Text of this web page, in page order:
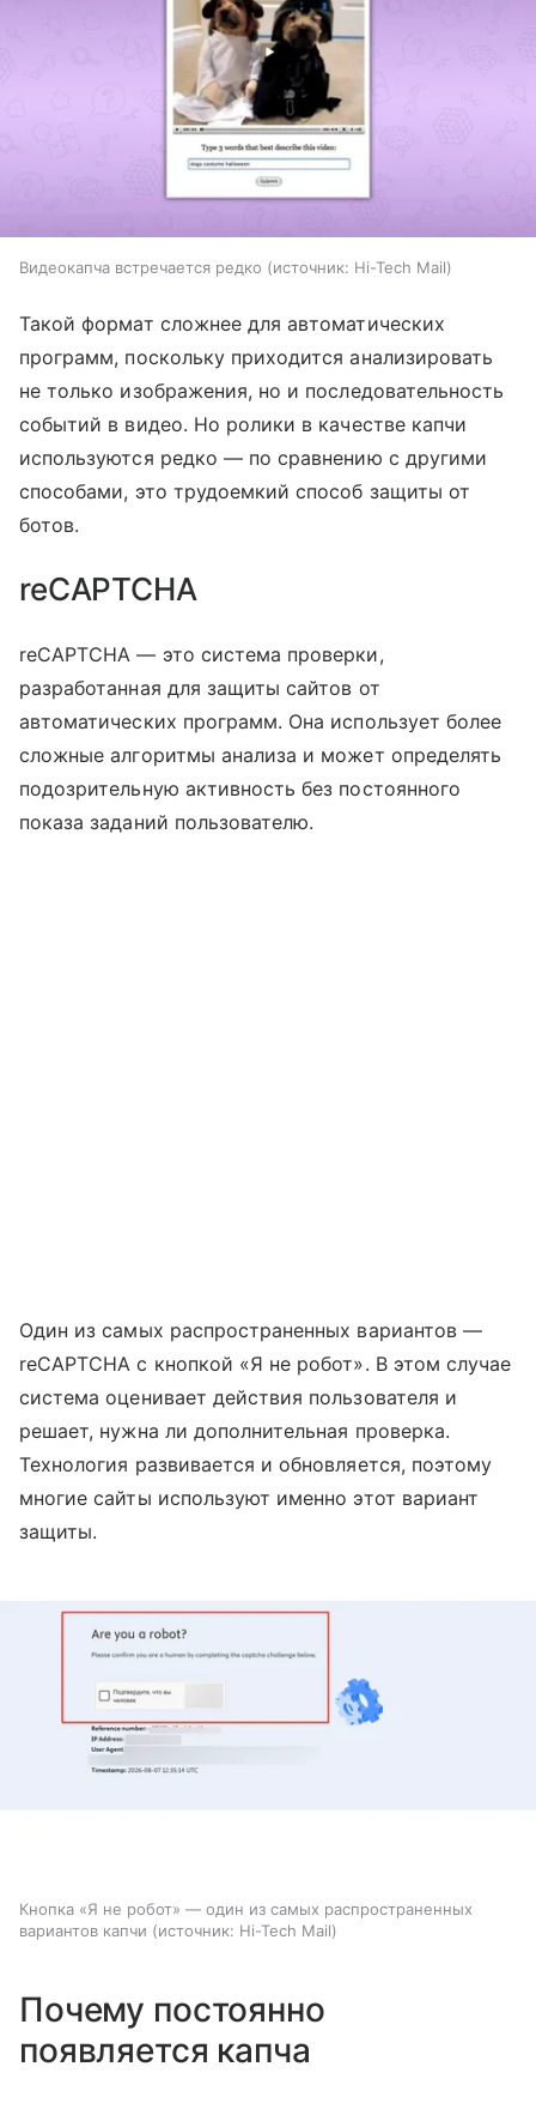
Видеокапча встречается редко источник: Hi-Tech Mail
Такой формат сложнее для автоматических
программ, поскольку приходится анализировать
не только изображения, но и последовательность
событий в видео. Но ролики в качестве капчи
используются редко — по сравнению с другими
способами, это трудоемкий способ защиты от
ботов.
reCAPTCHA
reCAPTCHA — это система проверки,
разработанная для защиты сайтов от
автоматических программ. Она использует более
сложные алгоритмы анализа и может определять
подозрительную активность без постоянного
показа заданий пользователю.
Один из самых распространенных вариантов —
reCAPTCHA с кнопкой «Я не робот». В этом случае
система оценивает действия пользователя и
решает, нужна ли дополнительная проверка.
Технология развивается и обновляется, поэтому
многие сайты используют именно этот вариант
защиты.
Кнопка «Я не робот» — один из самых распространенных
вариантов капчи
источник: Hi-Tech Mail
Почему постоянно
появляется капча